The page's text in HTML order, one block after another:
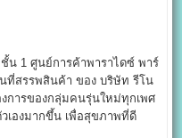
น 1 ศูนย์การค้าพาราไดซ์ พาร์
สรรพสินค้า ของ บริษัท รีโน
การของกลุ่มคนรุ่นใหม่ทุกเพศ
เองมากขึ้น เพื่อสุขภาพที่ดี